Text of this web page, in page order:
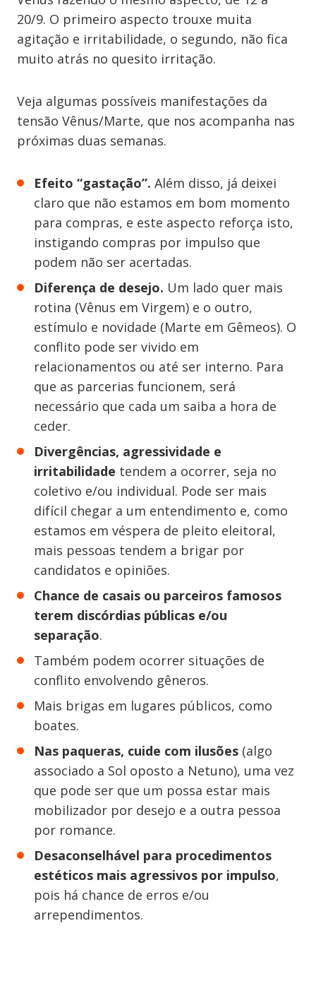
20/9. O primeiro aspecto trouxe muita
agitação e irritabilidade, o segundo, não fica
muito atrás no quesito irritação.
Veja algumas possíveis manifestações da
tensão Vênus/Marte, que nos acompanha nas
próximas duas semanas.
Efeito “gastação”. Além disso, já deixei
claro que não estamos em bom momento
para compras, e este aspecto reforça isto,
instigando compras por impulso que
podem não ser acertadas.
Diferença de desejo. Um lado quer mais
rotina (Vênus em Virgem) e o outro,
estímulo e novidade (Marte em Gêmeos). O
conflito pode ser vivido em
relacionamentos ou até ser interno. Para
que as parcerias funcionem, será
necessário que cada um saiba a hora de
ceder.
Divergências, agressividade e
irritabilidade tendem a ocorrer, seja no
coletivo e/ou individual. Pode ser mais
difícil chegar a um entendimento e, como
estamos em véspera de pleito eleitoral,
mais pessoas tendem a brigar por
candidatos e opiniões.
Chance de casais ou parceiros famosos
terem discórdias públicas e/ou
separação.
Também podem ocorrer situações de
conflito envolvendo gêneros.
Mais brigas em lugares públicos, como
boates.
Nas paqueras, cuide com ilusões (algo
associado a Sol oposto a Netuno), uma vez
que pode ser que um possa estar mais
mobilizador por desejo e a outra pessoa
por romance.
Desaconselhável para procedimentos
estéticos mais agressivos por impulso,
pois há chance de erros e/ou
arrependimentos.